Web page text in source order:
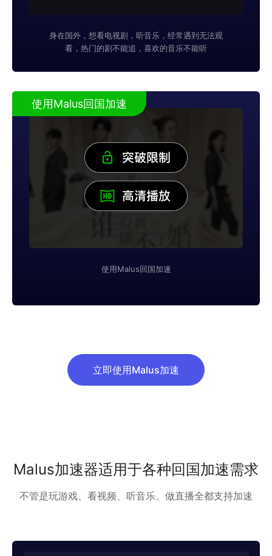
身在国外，想看电视剧，听音乐，经常遇到无法观
看，热门的剧不能追，喜欢的音乐不能听
使用Malus回国加速
使用Malus回国加速
立即使用Malus加速
Malus加速器适用于各种回国加速需求
不管是玩游戏、看视频、听音乐、做直播全都支持加速